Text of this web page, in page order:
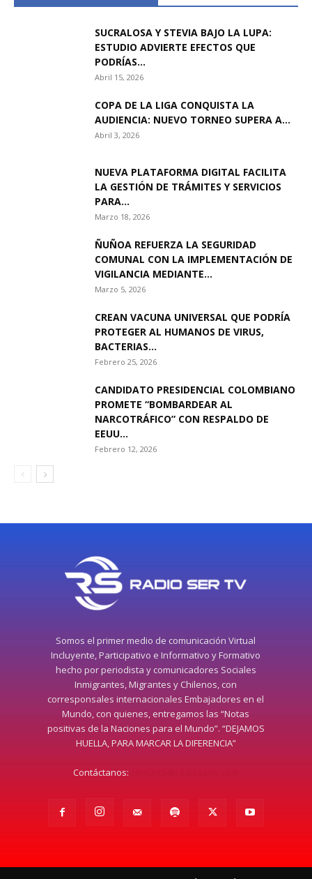
SUCRALOSA Y STEVIA BAJO LA LUPA:
ESTUDIO ADVIERTE EFECTOS QUE
PODRÍAS...
Abril 15, 2026
COPA DE LA LIGA CONQUISTA LA
AUDIENCIA: NUEVO TORNEO SUPERA A...
Abril 3, 2026
NUEVA PLATAFORMA DIGITAL FACILITA
LA GESTIÓN DE TRÁMITES Y SERVICIOS
PARA...
Marzo 18, 2026
ÑUÑOA REFUERZA LA SEGURIDAD
COMUNAL CON LA IMPLEMENTACIÓN DE
VIGILANCIA MEDIANTE...
Marzo 5, 2026
CREAN VACUNA UNIVERSAL QUE PODRÍA
PROTEGER AL HUMANOS DE VIRUS,
BACTERIAS...
Febrero 25, 2026
CANDIDATO PRESIDENCIAL COLOMBIANO
PROMETE “BOMBARDEAR AL
NARCOTRÁFICO” CON RESPALDO DE
EEUU...
Febrero 12, 2026
Somos el primer medio de comunicación Virtual
Incluyente, Participativo e Informativo y Formativo
hecho por periodista y comunicadores Sociales
Inmigrantes, Migrantes y Chilenos, con
corresponsales internacionales Embajadores en el
Mundo, con quienes, entregamos las “Notas
positivas de la Naciones para el Mundo”. “DEJAMOS
HUELLA, PARA MARCAR LA DIFERENCIA”
Contáctanos: